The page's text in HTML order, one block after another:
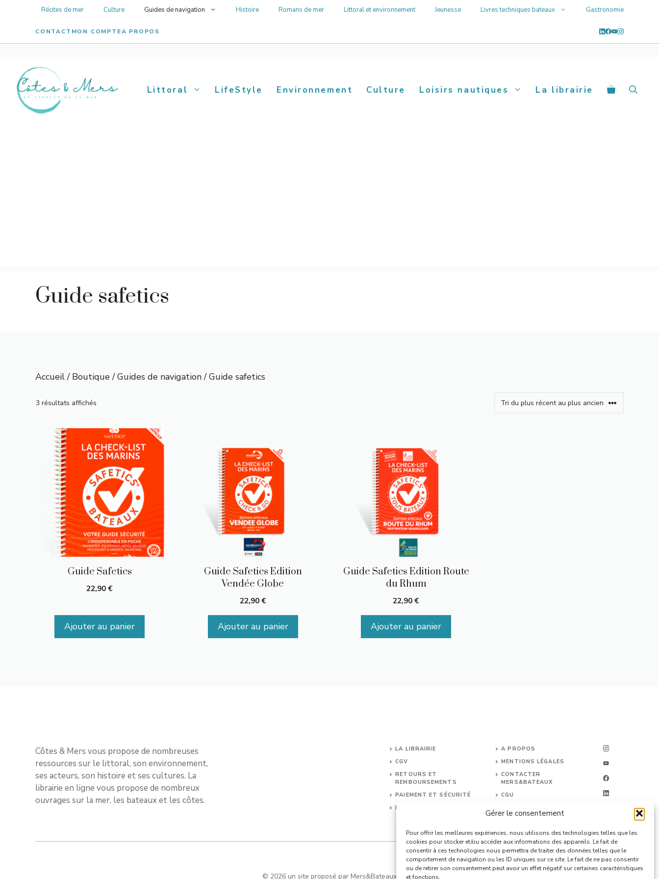
Gérer le consentement
Pour offrir les meilleures expériences, nous utilisons des technologies telles que les
cookies pour stocker et/ou accéder aux informations des appareils. Le fait de
consentir à ces technologies nous permettra de traiter des données telles que le
comportement de navigation ou les ID uniques sur ce site. Le fait de ne pas consentir
ou de retirer son consentement peut avoir un effet négatif sur certaines caractéristiques
et fonctions.
Récites de mer Culture Guides de navigation Histoire Romans de mer Littoral et environnement Jeunesse Livres techniques bateaux Gastronomie
CONTACT MON COMPTEA PROPOS
Littoral LifeStyle Environnement Culture Loisirs nautiques La librairie
Guide safetics
Accueil / Boutique /Guides de navigation / Guide safetics
3 résultats affichés
récent
au
plus
ancien
Guide Safetics
22,90€
Ajouter au panier
Guide Safetics Edition
Vendée Globe
22,90€
Ajouter au panier
Guide Safetics Edition Route
du Rhum
22,90€
Ajouter au panier
Côtes & Mers vous propose de nombreuses
ressources sur le littoral, son environnement,
ses acteurs, son histoire et ses cultures. La
librairie en ligne vous propose de nombreux
ouvrages sur la mer, les bateaux et les côtes.
LA LIBRAIRIE
CGV
RETOURS ET
REMBOURSEMENTS
PAIEMENT ET SÉCURITÉ
LIVRAISONS
A PROPOS
MENTIONS LÉGALES
CONTACTER
MERS&BATEAUX
CGU
© 2026 un site proposé par Mers&Bateaux